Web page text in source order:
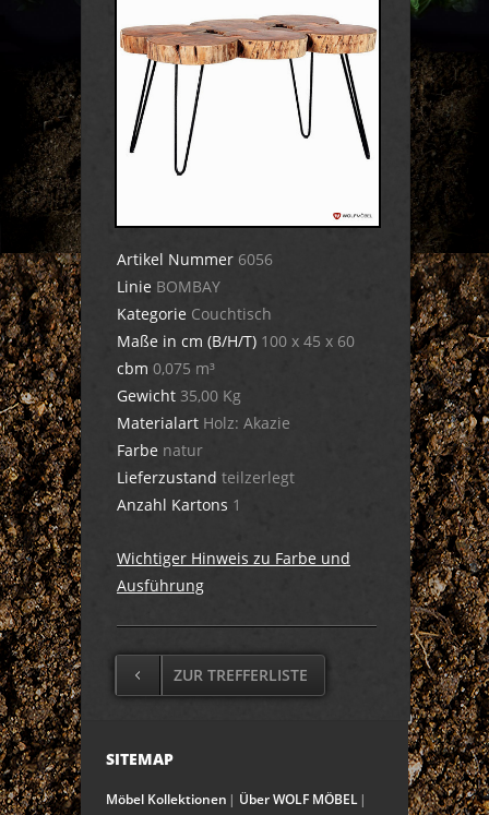
Artikel Nummer 6056
Linie BOMBAY
Kategorie Couchtisch
Maße in cm (B/H/T) 100 x 45 x 60
cbm 0,075 m³
Gewicht 35,00 Kg
Materialart Holz: Akazie
Farbe natur
Lieferzustand teilzerlegt
Anzahl Kartons 1
Wichtiger Hinweis zu Farbe und
Ausführung
ZUR TREFFERLISTE
SITEMAP
Möbel Kollektionen
Über WOLF MÖBEL